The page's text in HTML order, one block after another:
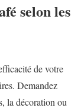
selon les
de votre
Demandez
la décoration ou